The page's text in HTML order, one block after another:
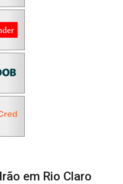
em Rio Claro